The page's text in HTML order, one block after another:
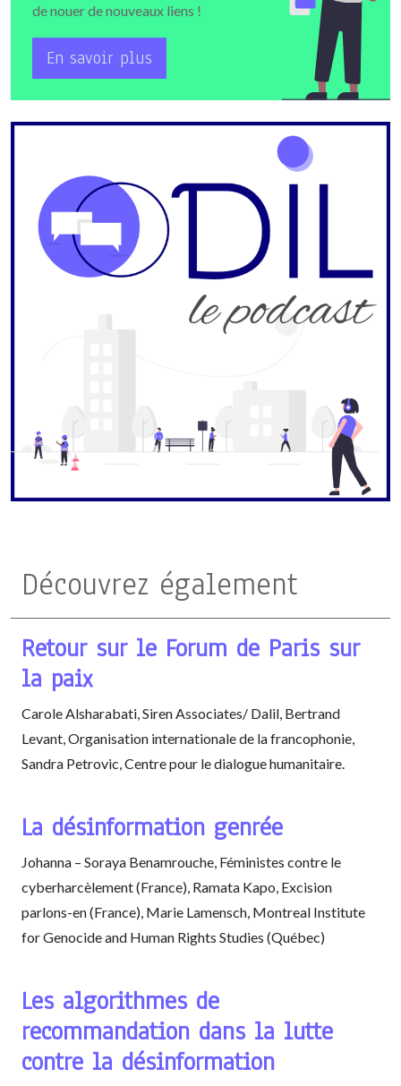
de nouer de nouveaux liens !
En savoir plus
Découvrez également
Retour sur le Forum de Paris sur
la paix
Carole Alsharabati, Siren Associates/ Dalil, Bertrand
Levant, Organisation internationale de la francophonie,
Sandra Petrovic, Centre pour le dialogue humanitaire.
La désinformation genrée
Johanna – Soraya Benamrouche, Féministes contre le
cyberharcèlement (France), Ramata Kapo, Excision
parlons-en (France), Marie Lamensch, Montreal Institute
for Genocide and Human Rights Studies (Québec)
Les algorithmes de
recommandation dans la lutte
contre la désinformation